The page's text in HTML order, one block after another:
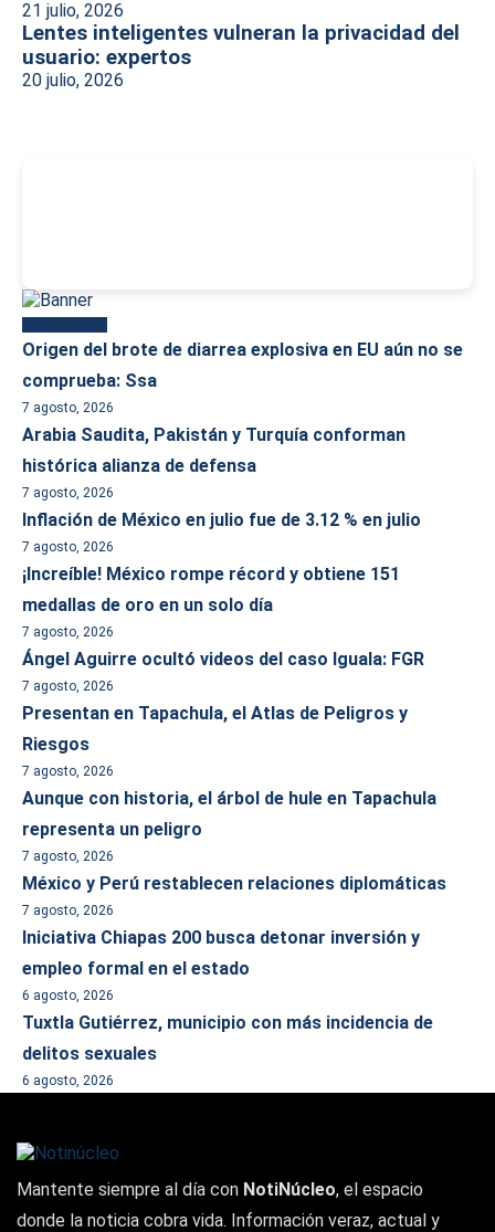
21 julio, 2026
Lentes inteligentes vulneran la privacidad del
usuario: expertos
20 julio, 2026
Origen del brote de diarrea explosiva en EU aún no se
comprueba: Ssa
7 agosto, 2026
Arabia Saudita, Pakistán y Turquía conforman
histórica alianza de defensa
7 agosto, 2026
Inflación de México en julio fue de 3.12 % en julio
7 agosto, 2026
¡Increíble! México rompe récord y obtiene 151
medallas de oro en un solo día
7 agosto, 2026
Ángel Aguirre ocultó videos del caso Iguala: FGR
7 agosto, 2026
Presentan en Tapachula, el Atlas de Peligros y
Riesgos
7 agosto, 2026
Aunque con historia, el árbol de hule en Tapachula
representa un peligro
7 agosto, 2026
México y Perú restablecen relaciones diplomáticas
7 agosto, 2026
Iniciativa Chiapas 200 busca detonar inversión y
empleo formal en el estado
6 agosto, 2026
Tuxtla Gutiérrez, municipio con más incidencia de
delitos sexuales
6 agosto, 2026
Mantente siempre al día con NotiNúcleo, el espacio
donde la noticia cobra vida. Información veraz, actual y